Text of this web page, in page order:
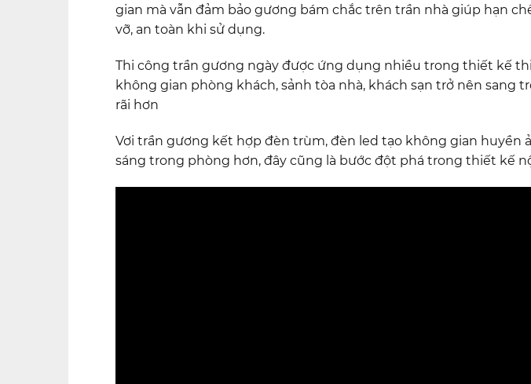
gian mà vẫn đảm bảo gương bám chắc trên trần nhà giúp hạn
vỡ, an toàn khi sử dụng.
Thi công trần gương ngày được ứng dụng nhiều trong thiết kế
không gian phòng khách, sảnh tòa nhà, khách sạn trở nên sang
rãi hơn
Vơi trần gương kết hợp đèn trùm, đèn led tạo không gian huyền
sáng trong phòng hơn, đây cũng là bước đột phá trong thiết kế